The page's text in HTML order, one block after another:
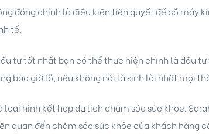
đồng chính là điều kiện tiên quyết để cỗ máy
tế.
tư tốt nhất bạn có thể thực hiện chính là đầu tư
bao giờ lỗ, nếu không nói là sinh lời nhất mọi
hình kết hợp du lịch chăm sóc sức khỏe.
quan đến chăm sóc sức khỏe của khách hàng